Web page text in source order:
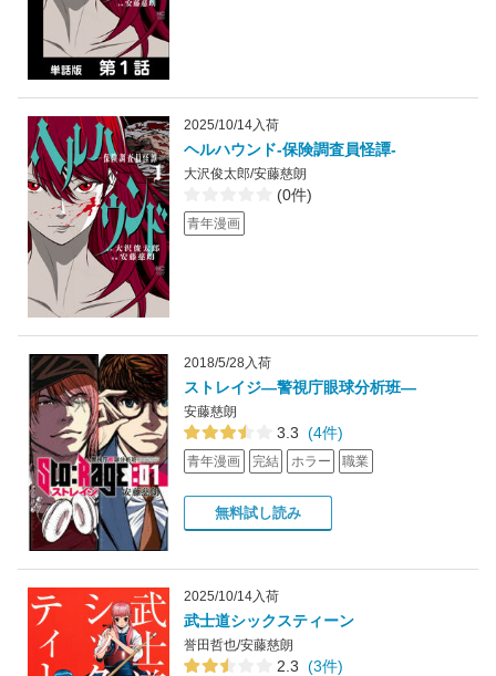
2025/10/14入荷
ヘルハウンド-保険調査員怪譚-
大沢俊太郎/安藤慈朗
(0件)
青年漫画
2018/5/28入荷
ストレイジ―警視庁眼球分析班―
安藤慈朗
3.3 (4件)
青年漫画 完結 ホラー 職業
無料試し読み
2025/10/14入荷
武士道シックスティーン
誉田哲也/安藤慈朗
2.3 (3件)